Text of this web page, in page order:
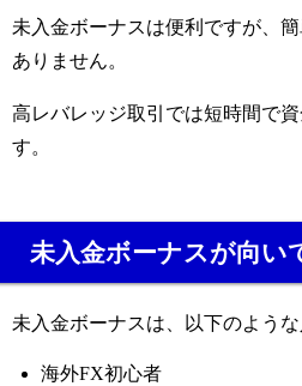
未入金ボーナスは便利ですが、
ありません。
高レバレッジ取引では短時間で
す。
未入金ボーナスが向い
未入金ボーナスは、以下のような
海外FX初心者